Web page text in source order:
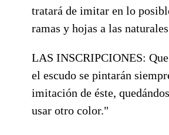
tratará de imitar en lo
ramas y hojas a las
LAS INSCRIPCIONES:
el escudo se pintarán
imitación de éste,
usar otro color."